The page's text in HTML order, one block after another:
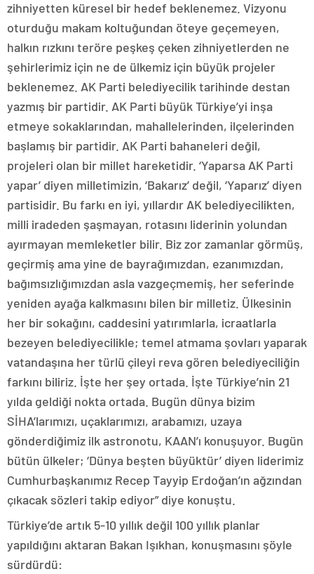
zihniyetten küresel bir hedef beklenemez. Vizyonu
oturduğu makam koltuğundan öteye geçemeyen,
halkın rızkını teröre peşkeş çeken zihniyetlerden ne
şehirlerimiz için ne de ülkemiz için büyük projeler
beklenemez. AK Parti belediyecilik tarihinde destan
yazmış bir partidir. AK Parti büyük Türkiye’yi inşa
etmeye sokaklarından, mahallelerinden, ilçelerinden
başlamış bir partidir. AK Parti bahaneleri değil,
projeleri olan bir millet hareketidir. ‘Yaparsa AK Parti
yapar’ diyen milletimizin, ‘Bakarız’ değil, ‘Yaparız’ diyen
partisidir. Bu farkı en iyi, yıllardır AK belediyecilikten,
milli iradeden şaşmayan, rotasını liderinin yolundan
ayırmayan memleketler bilir. Biz zor zamanlar görmüş,
geçirmiş ama yine de bayrağımızdan, ezanımızdan,
bağımsızlığımızdan asla vazgeçmemiş, her seferinde
yeniden ayağa kalkmasını bilen bir milletiz. Ülkesinin
her bir sokağını, caddesini yatırımlarla, icraatlarla
bezeyen belediyecilikle; temel atmama şovları yaparak
vatandaşına her türlü çileyi reva gören belediyeciliğin
farkını biliriz. İşte her şey ortada. İşte Türkiye’nin 21
yılda geldiği nokta ortada. Bugün dünya bizim
SİHA’larımızı, uçaklarımızı, arabamızı, uzaya
gönderdiğimiz ilk astronotu, KAAN’ı konuşuyor. Bugün
bütün ülkeler; ‘Dünya beşten büyüktür’ diyen liderimiz
Cumhurbaşkanımız Recep Tayyip Erdoğan’ın ağzından
çıkacak sözleri takip ediyor” diye konuştu.
Türkiye’de artık 5-10 yıllık değil 100 yıllık planlar
yapıldığını aktaran Bakan Işıkhan, konuşmasını şöyle
sürdürdü: